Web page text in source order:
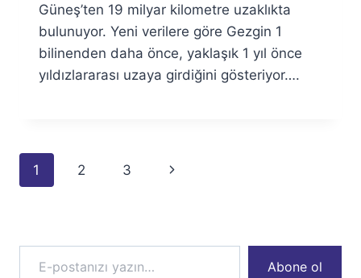
Güneş’ten 19 milyar kilometre uzaklıkta
bulunuyor. Yeni verilere göre Gezgin 1
bilinenden daha önce, yaklaşık 1 yıl önce
yıldızlararası uzaya girdiğini gösteriyor….
Page
1 2 3
Next
E-postanızı yazın…
Abone ol